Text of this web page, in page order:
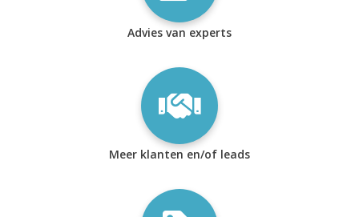
Advies van experts
Meer klanten en/of leads